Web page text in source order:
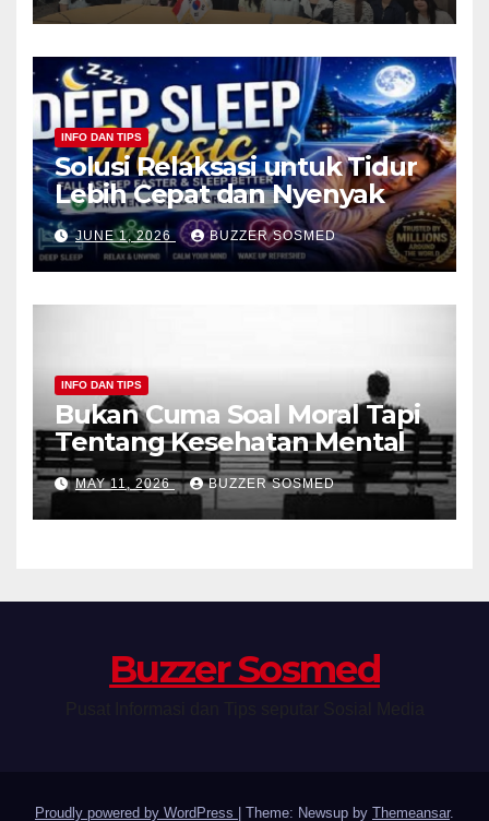
INFO DAN TIPS
Solusi Relaksasi untuk Tidur
Lebih Cepat dan Nyenyak
JUNE 1, 2026 BUZZER SOSMED
INFO DAN TIPS
Bukan Cuma Soal Moral Tapi
Tentang Kesehatan Mental
MAY 11, 2026 BUZZER SOSMED
Buzzer Sosmed
Proudly powered by WordPress Theme: Newsup by Themeansar.